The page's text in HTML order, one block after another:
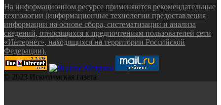
На информационном ресурсе применяются рекомендательные
технологии (информационные технологии предоставления
информации на основе сбора, систематизации и анализа
сведений, относящихся к предпочтениям пользователей сети
«Интернет», находящихся на территории Российской
Федерации).
© 2023 Искитимская газета